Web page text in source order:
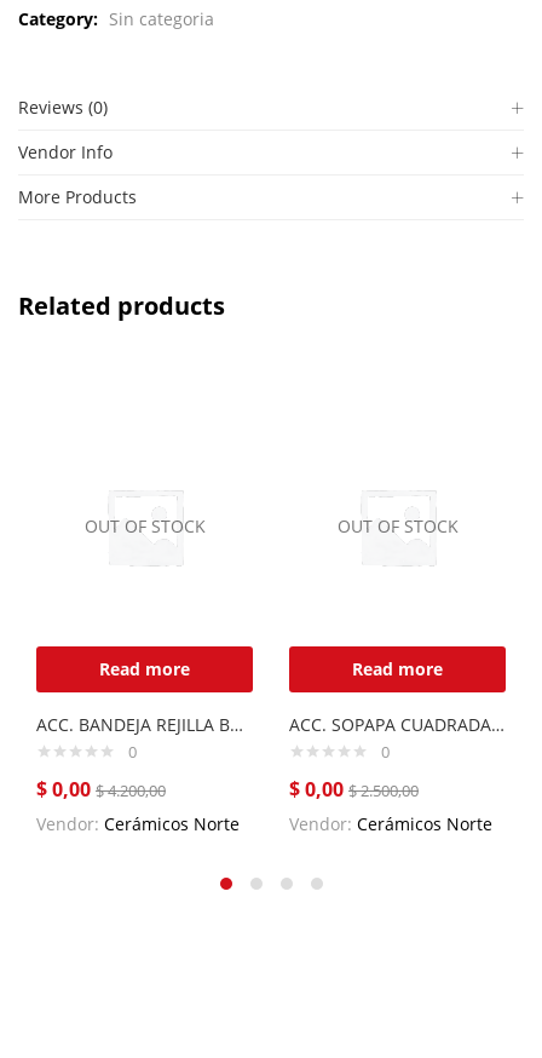
Category: Sin categoria
Reviews (0)
Vendor Info
More Products
Related products
OUT OF STOCK
Read more
ACC. BANDEJA REJILLA BARE E44 ACERO INOXIDABLE
0
$0,00 $4.200,00
Vendor: Cerámicos Norte
OUT OF STOCK
Read more
ACC. SOPAPA CUADRADA C/ANTIRREBALSE
0
$0,00 $2.500,00
Vendor: Cerámicos Norte